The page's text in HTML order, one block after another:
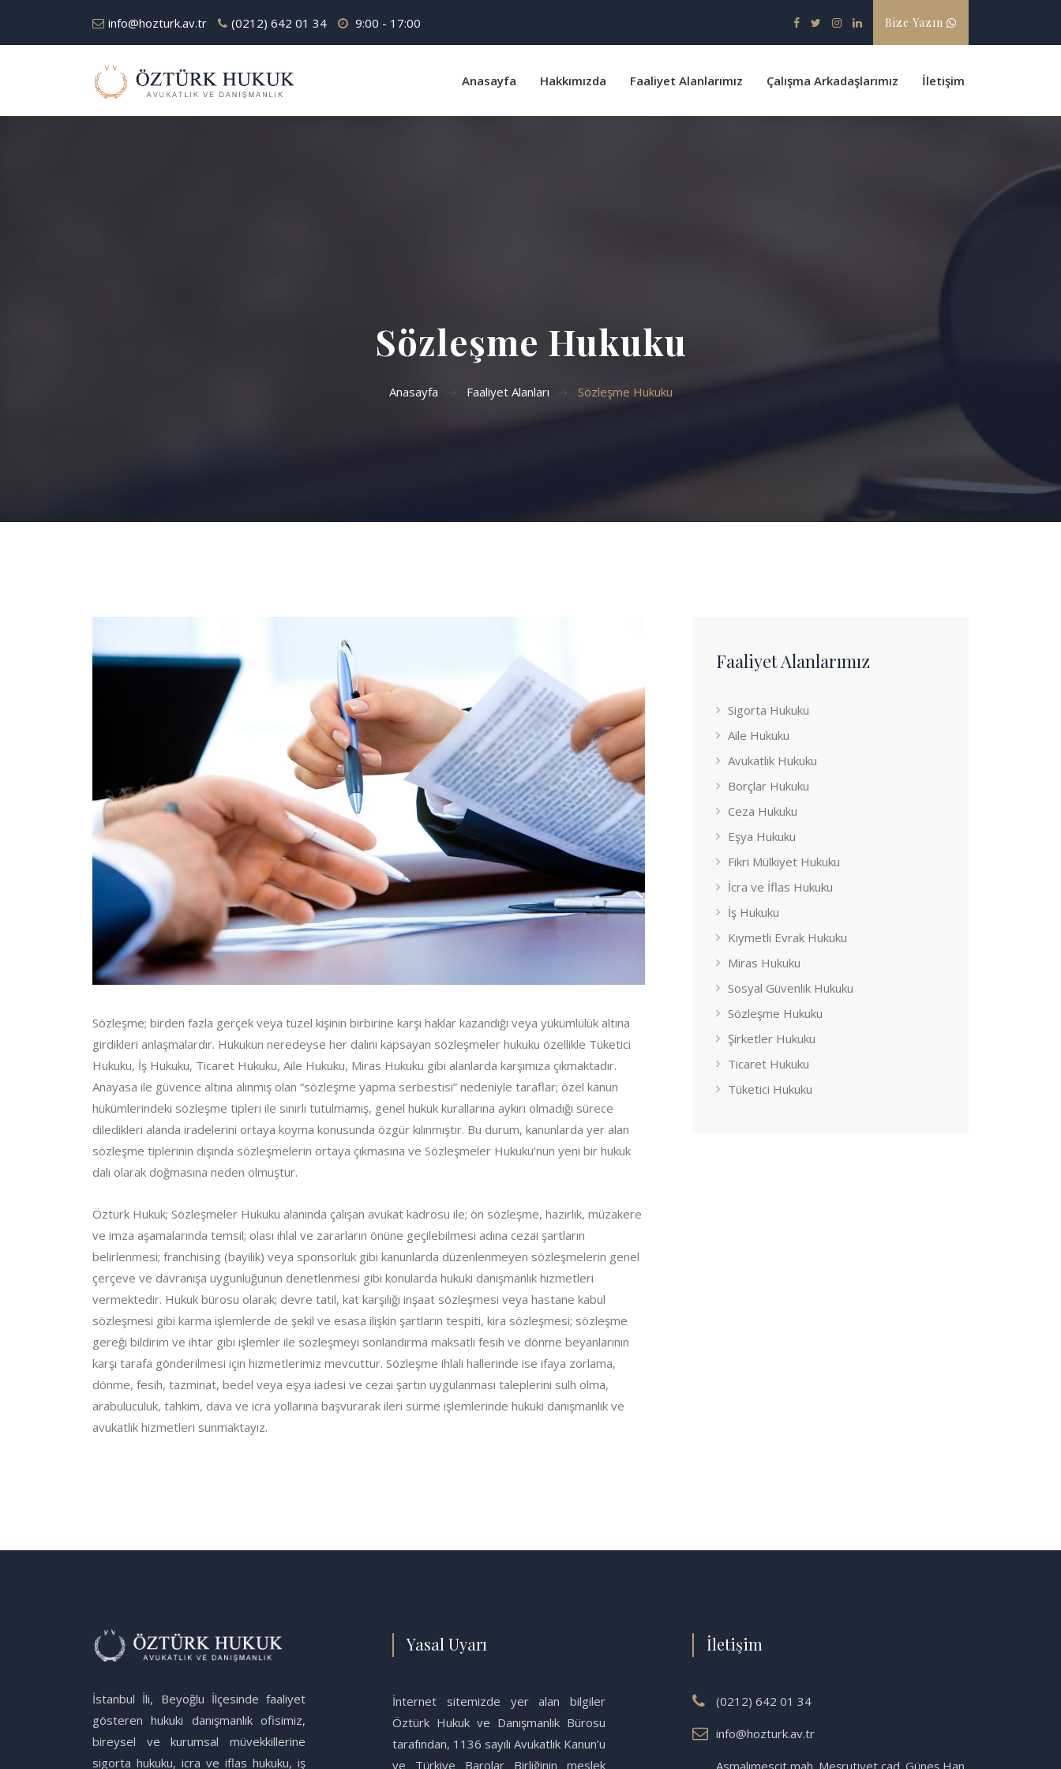
info@hozturk.av.tr (0212) 642 01 34 9:00 - 17:00 Bize Yazın
Anasayfa Hakkımızda Faaliyet Alanlarımız Çalışma Arkadaşlarımız İletişim
Sözleşme Hukuku
Anasayfa Faaliyet Alanları Sözleşme Hukuku
Faaliyet Alanlarımız
Sigorta Hukuku
Aile Hukuku
Avukatlık Hukuku
Borçlar Hukuku
Ceza Hukuku
Eşya Hukuku
Fikri Mülkiyet Hukuku
İcra ve İflas Hukuku
İş Hukuku
Kıymetli Evrak Hukuku
Miras Hukuku
Sosyal Güvenlik Hukuku
Sözleşme Hukuku
Şirketler Hukuku
Ticaret Hukuku
Tüketici Hukuku
Sözleşme; birden fazla gerçek veya tüzel kişinin birbirine karşı haklar kazandığı veya yükümlülük altına
girdikleri anlaşmalardır. Hukukun neredeyse her dalını kapsayan sözleşmeler hukuku özellikle Tüketici
Hukuku, İş Hukuku, Ticaret Hukuku, Aile Hukuku, Miras Hukuku gibi alanlarda karşımıza çıkmaktadır.
Anayasa ile güvence altına alınmış olan “sözleşme yapma serbestisi” nedeniyle taraflar; özel kanun
hükümlerindeki sözleşme tipleri ile sınırlı tutulmamış, genel hukuk kurallarına aykırı olmadığı sürece
diledikleri alanda iradelerini ortaya koyma konusunda özgür kılınmıştır. Bu durum, kanunlarda yer alan
sözleşme tiplerinin dışında sözleşmelerin ortaya çıkmasına ve Sözleşmeler Hukuku’nun yeni bir hukuk
dalı olarak doğmasına neden olmuştur.
Öztürk Hukuk; Sözleşmeler Hukuku alanında çalışan avukat kadrosu ile; ön sözleşme, hazırlık, müzakere
ve imza aşamalarında temsil; olası ihlal ve zararların önüne geçilebilmesi adına cezai şartların
belirlenmesi; franchising (bayilik) veya sponsorluk gibi kanunlarda düzenlenmeyen sözleşmelerin genel
çerçeve ve davranışa uygunluğunun denetlenmesi gibi konularda hukuki danışmanlık hizmetleri
vermektedir. Hukuk bürosu olarak; devre tatil, kat karşılığı inşaat sözleşmesi veya hastane kabul
sözleşmesi gibi karma işlemlerde de şekil ve esasa ilişkin şartların tespiti, kira sözleşmesi; sözleşme
gereği bildirim ve ihtar gibi işlemler ile sözleşmeyi sonlandırma maksatlı fesih ve dönme beyanlarının
karşı tarafa gönderilmesi için hizmetlerimiz mevcuttur. Sözleşme ihlali hallerinde ise ifaya zorlama,
dönme, fesih, tazminat, bedel veya eşya iadesi ve cezai şartın uygulanması taleplerini sulh olma,
arabuluculuk, tahkim, dava ve icra yollarına başvurarak ileri sürme işlemlerinde hukuki danışmanlık ve
avukatlık hizmetleri sunmaktayız.
İstanbul İli, Beyoğlu İlçesinde faaliyet
gösteren hukuki danışmanlık ofisimiz,
bireysel ve kurumsal müvekkillerine
sigorta hukuku, icra ve iflas hukuku, iş
Yasal Uyarı
İnternet sitemizde yer alan bilgiler
Öztürk Hukuk ve Danışmanlık Bürosu
tarafından, 1136 sayılı Avukatlık Kanun’u
ve Türkiye Barolar Birliğinin meslek
İletişim
(0212) 642 01 34
info@hozturk.av.tr